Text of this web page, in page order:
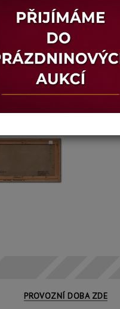
PROVOZNÍ DOBA ZDE